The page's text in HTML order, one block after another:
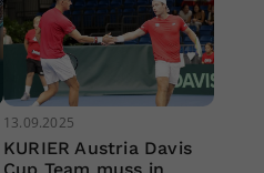
13.09.2025
KURIER Austria Davis